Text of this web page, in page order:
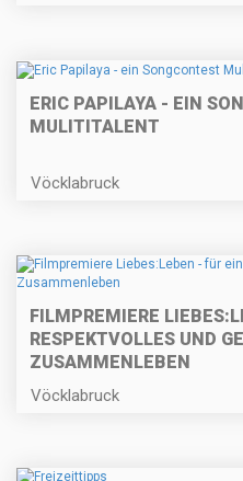
ERIC PAPILAYA - EIN
MULITITALENT
Vöcklabruck
FILMPREMIERE
RESPEKTVOLLES UND
ZUSAMMENLEBEN
Vöcklabruck